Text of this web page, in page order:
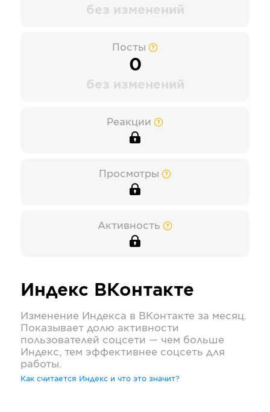
без изменений
Посты
0
без изменений
Реакции
Просмотры
Активность
Индекс ВКонтакте
Изменение Индекса в ВКонтакте за месяц.
Показывает долю активности
пользователей соцсети — чем больше
Индекс, тем эффективнее соцсеть для
работы.
Как считается Индекс и что это значит?